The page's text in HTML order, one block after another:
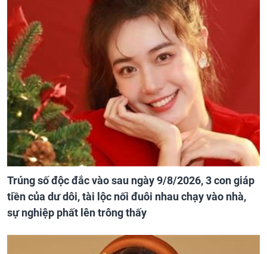
Trúng số độc đắc vào sau ngày 9/8/2026, 3 con giáp
tiền của dư dôi, tài lộc nối đuôi nhau chạy vào nhà,
sự nghiệp phất lên trông thấy